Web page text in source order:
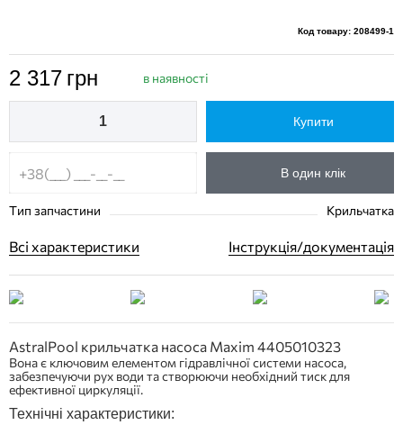
Код товару: 208499-1
2 317 грн в наявності
Купити
В один клік
Тип запчастини Крильчатка
Всі характеристики Інструкція/документація
AstralPool крильчатка насоса Maxim 4405010323
Вона є ключовим елементом гідравлічної системи насоса,
забезпечуючи рух води та створюючи необхідний тиск для
ефективної циркуляції.
Технічні характеристики: